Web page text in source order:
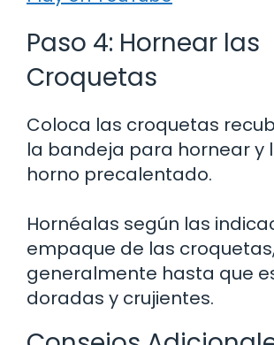
Paso 4: Hornear las
Croquetas
Coloca las croquetas
la bandeja para hornear y
horno precalentado.
Hornéalas según las
empaque de las
generalmente hasta que
doradas y crujientes.